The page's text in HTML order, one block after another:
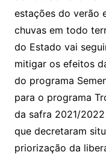
estações do verão
chuvas em todo
do Estado vai
mitigar os efeitos
do programa
para o programa
da safra 2021/
que decretaram
priorização da